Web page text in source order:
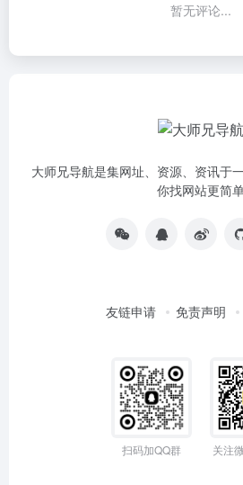
暂无评论...
大师兄导航是集网址、资源、资讯于
你找网站更简
友链申请 免责声明
扫码加QQ群 关注